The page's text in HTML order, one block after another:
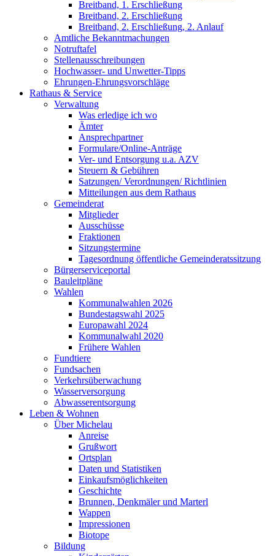
Breitband, 1. Erschließung
Breitband, 2. Erschließung
Breitband, 2. Erschließung, 2. Anlauf
Amtliche Bekanntmachungen
Notruftafel
Stellenausschreibungen
Hochwasser- und Unwetter-Tipps
Ehrungen-Ehrungsvorschläge
Rathaus & Service
Verwaltung
Was erledige ich wo
Ämter
Ansprechpartner
Formulare/Online-Anträge
Ver- und Entsorgung u.a. AZV
Steuern & Gebühren
Satzungen/ Verordnungen/ Richtlinien
Mitteilungen aus dem Rathaus
Gemeinderat
Mitglieder
Ausschüsse
Fraktionen
Sitzungstermine
Tagesordnung öffentliche Gemeinderatssitzung
Bürgerserviceportal
Bauleitpläne
Wahlen
Kommunalwahlen 2026
Bundestagswahl 2025
Europawahl 2024
Kommunalwahl 2020
Frühere Wahlen
Fundtiere
Fundsachen
Verkehrsüberwachung
Wasserversorgung
Abwasserentsorgung
Leben & Wohnen
Über Michelau
Anreise
Grußwort
Ortsplan
Daten und Statistiken
Einkaufsmöglichkeiten
Geschichte
Brunnen, Denkmäler und Marterl
Wappen
Impressionen
Biotope
Bildung